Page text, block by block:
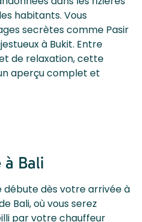
habitants. Vous
secrètes comme Pasir
à Bukit. Entre
de relaxation, cette
aperçu complet et
Bali
dès votre arrivée à
Bali, où vous serez
par votre chauffeur